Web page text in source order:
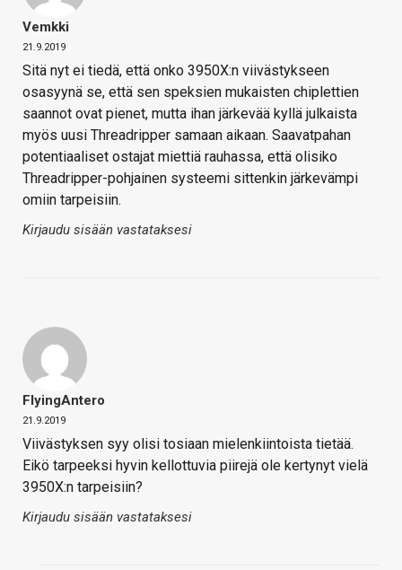
Vemkki
21.9.2019
Sitä nyt ei tiedä, että onko 3950X:n viivästykseen
osasyynä se, että sen speksien mukaisten chiplettien
saannot ovat pienet, mutta ihan järkevää kyllä julkaista
myös uusi Threadripper samaan aikaan. Saavatpahan
potentiaaliset ostajat miettiä rauhassa, että olisiko
Threadripper-pohjainen systeemi sittenkin järkevämpi
omiin tarpeisiin.
Kirjaudu sisään vastataksesi
FlyingAntero
21.9.2019
Viivästyksen syy olisi tosiaan mielenkiintoista tietää.
Eikö tarpeeksi hyvin kellottuvia piirejä ole kertynyt vielä
3950X:n tarpeisiin?
Kirjaudu sisään vastataksesi